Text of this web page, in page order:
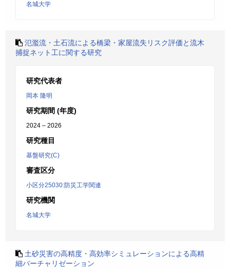
名城大学
氾濫流・土石流による橋梁・家屋流失リスク評価と流木
捕捉ネット工に関する研究
研究代表者
岡本 隆明
研究期間 (年度)
2024 – 2026
研究種目
基盤研究(C)
審査区分
小区分25030:防災工学関連
研究機関
名城大学
土砂災害の高精度・高効率シミュレーションによる高精
細バーチャリゼーション